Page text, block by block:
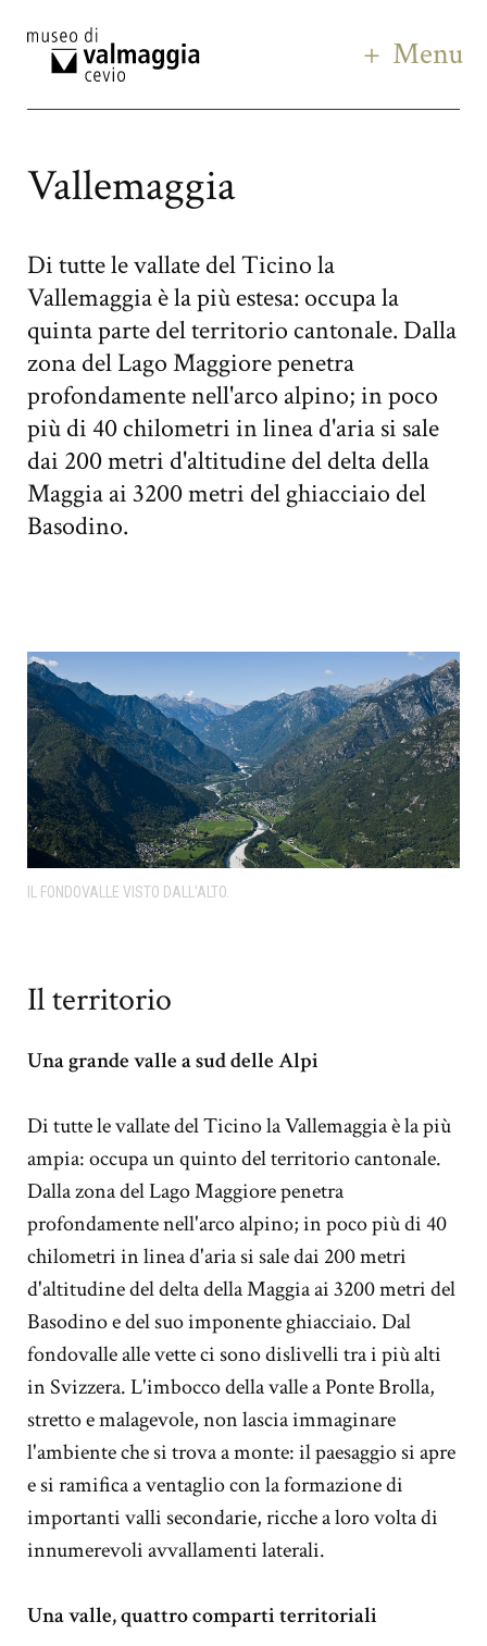
Menu
Vallemaggia
Di tutte le vallate del Ticino la
Vallemaggia è la più estesa: occupa la
quinta parte del territorio cantonale. Dalla
zona del Lago Maggiore penetra
profondamente nell'arco alpino; in poco
più di 40 chilometri in linea d'aria si sale
dai 200 metri d'altitudine del delta della
Maggia ai 3200 metri del ghiacciaio del
Basodino.
IL FONDOVALLE VISTO DALL'ALTO.
Il territorio
Una grande valle a sud delle Alpi
Di tutte le vallate del Ticino la Vallemaggia è la più
ampia: occupa un quinto del territorio cantonale.
Dalla zona del Lago Maggiore penetra
profondamente nell'arco alpino; in poco più di 40
chilometri in linea d'aria si sale dai 200 metri
d'altitudine del delta della Maggia ai 3200 metri del
Basodino e del suo imponente ghiacciaio. Dal
fondovalle alle vette ci sono dislivelli tra i più alti
in Svizzera. L'imbocco della valle a Ponte Brolla,
stretto e malagevole, non lascia immaginare
l'ambiente che si trova a monte: il paesaggio si apre
e si ramifica a ventaglio con la formazione di
importanti valli secondarie, ricche a loro volta di
innumerevoli avvallamenti laterali.
Una valle, quattro comparti territoriali